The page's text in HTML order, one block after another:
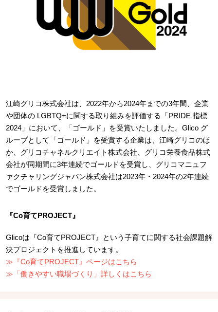
江崎グリコ株式会社は、2022年から2024年までの3年間、企業
や団体の LGBTQ+に関する取り組みを評価する「PRIDE 指標
2024」において、「ゴールド」を受賞いたしました。Glico グ
ループとして「ゴールド」を受賞する企業は、江崎グリコのほ
か、グリコチャネルクリエイト株式会社、グリコ栄養食品株式
会社が同期間に3年連続でゴールドを受賞し、グリコマニュフ
ァクチャリングジャパン株式会社は2023年・2024年の2年連続
でゴールドを受賞しました。
『Co育てPROJECT』
Glicoは『Co育てPROJECT』という子育てに関する社会課題解
決プロジェクトを推進しています。
≫『Co育てPROJECT』ページはこちら
≫「働きやすい職場づくり」詳しくはこちら